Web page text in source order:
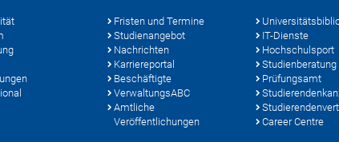
Fristen und Termine
Studienangebot
Nachrichten
Karriereportal
Beschäftigte
VerwaltungsABC
Amtliche
Veröffentlichungen
IT-Dienste
Hochschulsport
Studienberatung
Prüfungsamt
Career Centre